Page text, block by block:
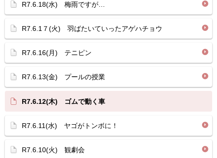
R7.6.18(水) 梅雨ですが…
R7.6.1７(火) 羽ばたいていったアゲハチョウ
R7.6.16(月) テニピン
R7.6.13(金) プールの授業
R7.6.12(木) ゴムで動く車
R7.6.11(水) ヤゴがトンボに！
R7.6.10(火) 観劇会